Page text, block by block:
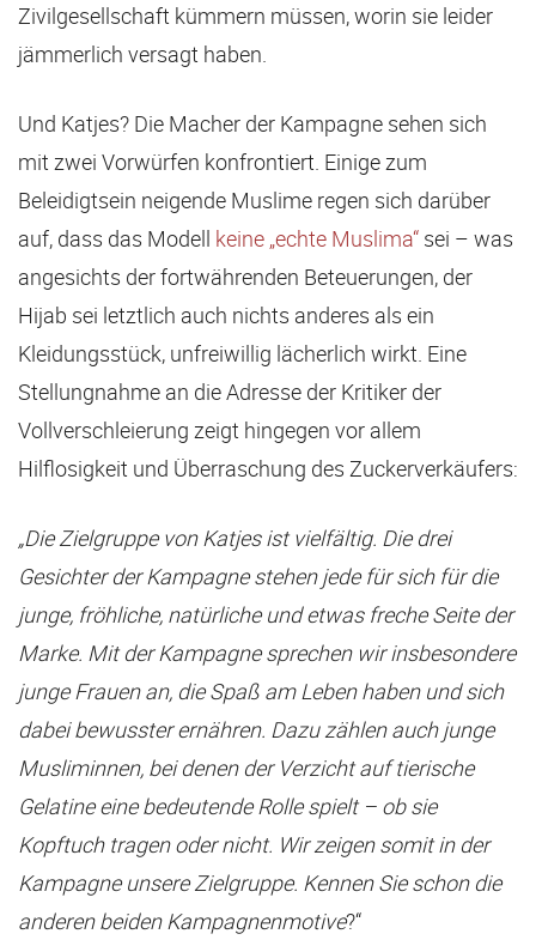
Zivilgesellschaft kümmern müssen, worin sie leider
jämmerlich versagt haben.
Und Katjes? Die Macher der Kampagne sehen sich
mit zwei Vorwürfen konfrontiert. Einige zum
Beleidigtsein neigende Muslime regen sich darüber
auf, dass das Modell keine „echte Muslima“ sei – was
angesichts der fortwährenden Beteuerungen, der
Hijab sei letztlich auch nichts anderes als ein
Kleidungsstück, unfreiwillig lächerlich wirkt. Eine
Stellungnahme an die Adresse der Kritiker der
Vollverschleierung zeigt hingegen vor allem
Hilflosigkeit und Überraschung des Zuckerverkäufers:
„Die Zielgruppe von Katjes ist vielfältig. Die drei
Gesichter der Kampagne stehen jede für sich für die
junge, fröhliche, natürliche und etwas freche Seite der
Marke. Mit der Kampagne sprechen wir insbesondere
junge Frauen an, die Spaß am Leben haben und sich
dabei bewusster ernähren. Dazu zählen auch junge
Musliminnen, bei denen der Verzicht auf tierische
Gelatine eine bedeutende Rolle spielt – ob sie
Kopftuch tragen oder nicht. Wir zeigen somit in der
Kampagne unsere Zielgruppe. Kennen Sie schon die
anderen beiden Kampagnenmotive?“